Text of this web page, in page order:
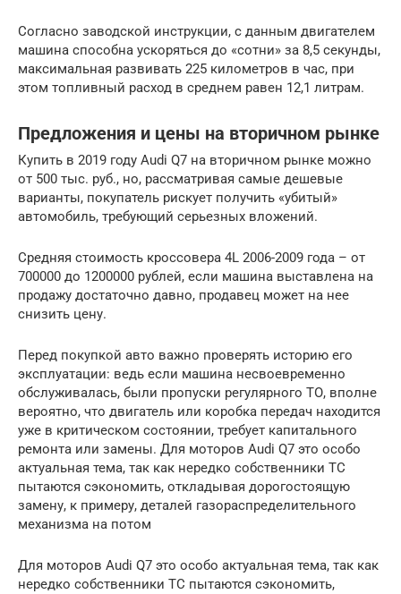
Согласно заводской инструкции, с данным двигателем
машина способна ускоряться до «сотни» за 8,5 секунды,
максимальная развивать 225 километров в час, при
этом топливный расход в среднем равен 12,1 литрам.
Предложения и цены на вторичном рынке
Купить в 2019 году Audi Q7 на вторичном рынке можно
от 500 тыс. руб., но, рассматривая самые дешевые
варианты, покупатель рискует получить «убитый»
автомобиль, требующий серьезных вложений.
Средняя стоимость кроссовера 4L 2006-2009 года – от
700000 до 1200000 рублей, если машина выставлена на
продажу достаточно давно, продавец может на нее
снизить цену.
Перед покупкой авто важно проверять историю его
эксплуатации: ведь если машина несвоевременно
обслуживалась, были пропуски регулярного ТО, вполне
вероятно, что двигатель или коробка передач находится
уже в критическом состоянии, требует капитального
ремонта или замены. Для моторов Audi Q7 это особо
актуальная тема, так как нередко собственники ТС
пытаются сэкономить, откладывая дорогостоящую
замену, к примеру, деталей газораспределительного
механизма на потом
Для моторов Audi Q7 это особо актуальная тема, так как
нередко собственники ТС пытаются сэкономить,